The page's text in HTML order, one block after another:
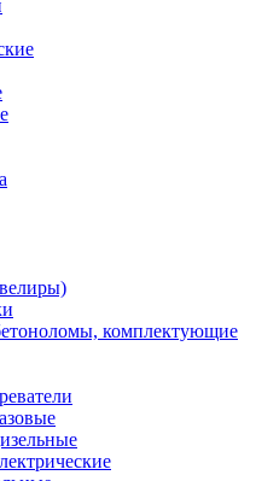
комплектующие